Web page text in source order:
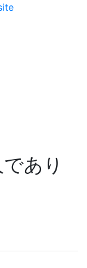
あり